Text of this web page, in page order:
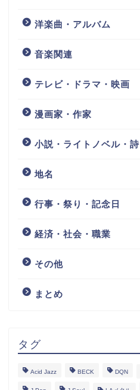
洋楽曲・アルバム
音楽関連
テレビ・ドラマ・映画
漫画家・作家
小説・ライトノベル・詩
地名
行事・祭り・記念日
経済・社会・職業
その他
まとめ
タグ
Acid Jazz BECK DQN